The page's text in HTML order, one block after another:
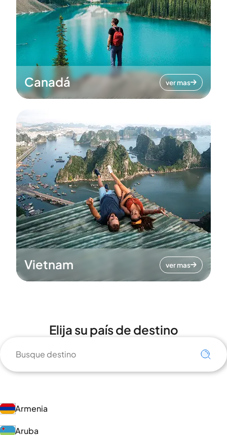
Canadá ver mas
Vietnam ver mas
Elija su país de destino
Armenia
Aruba